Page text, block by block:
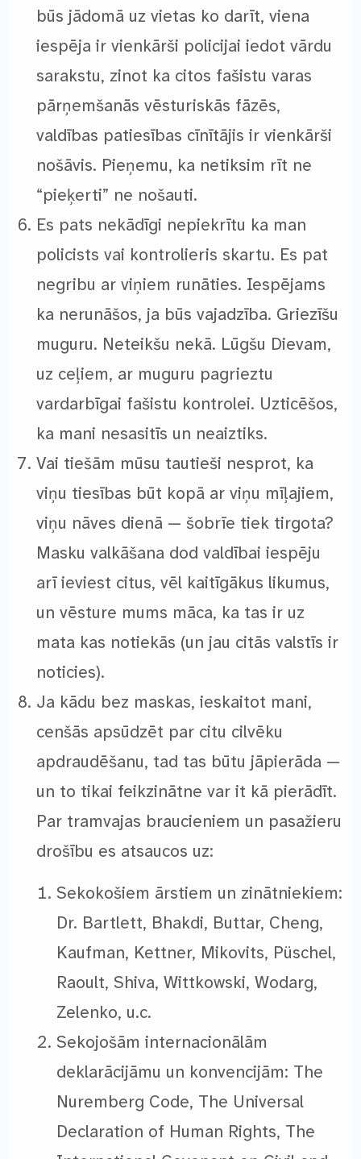
būs jādomā uz vietas ko darīt, viena
iespēja ir vienkārši policijai iedot vārdu
sarakstu, zinot ka citos fašistu varas
pārņemšanās vēsturiskās fāzēs,
valdības patiesības cīnītājis ir vienkārši
nošāvis. Pieņemu, ka netiksim rīt ne
“pieķerti” ne nošauti.
Es pats nekādīgi nepiekrītu ka man
policists vai kontrolieris skartu. Es pat
negribu ar viņiem runāties. Iespējams
ka nerunāšos, ja būs vajadzība. Griezīšu
muguru. Neteikšu nekā. Lūgšu Dievam,
uz ceļiem, ar muguru pagrieztu
vardarbīgai fašistu kontrolei. Uzticēšos,
ka mani nesasitīs un neaiztiks.
Vai tiešām mūsu tautieši nesprot, ka
viņu tiesības būt kopā ar viņu mīļajiem,
viņu nāves dienā — šobrīe tiek tirgota?
Masku valkāšana dod valdībai iespēju
arī ieviest citus, vēl kaitīgākus likumus,
un vēsture mums māca, ka tas ir uz
mata kas notiekās (un jau citās valstīs ir
noticies).
Ja kādu bez maskas, ieskaitot mani,
cenšās apsūdzēt par citu cilvēku
apdraudēšanu, tad tas būtu jāpierāda —
un to tikai feikzinātne var it kā pierādīt.
Par tramvajas braucieniem un pasažieru
drošību es atsaucos uz:
Sekokošiem ārstiem un zinātniekiem:
Dr. Bartlett, Bhakdi, Buttar, Cheng,
Kaufman, Kettner, Mikovits, Püschel,
Raoult, Shiva, Wittkowski, Wodarg,
Zelenko, u.c.
Sekojošām internacionālām
deklarācijāmu un konvencijām: The
Nuremberg Code, The Universal
Declaration of Human Rights, The